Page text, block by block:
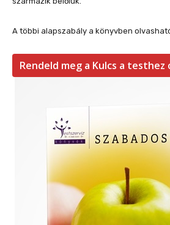
A többi alapszabály a könyvben
Rendeld meg a Kulcs a